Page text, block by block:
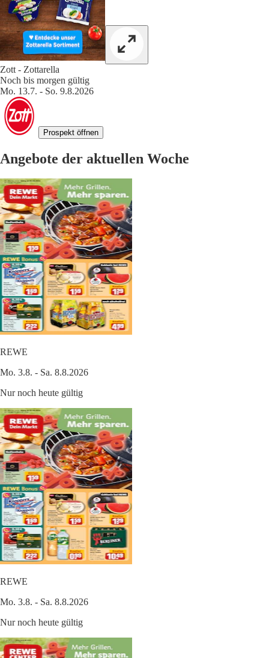
Zott - Zottarella
Noch bis morgen gültig
Mo. 13.7. - So. 9.8.2026
Prospekt öffnen
Angebote der aktuellen Woche
REWE
Mo. 3.8. - Sa. 8.8.2026
Nur noch heute gültig
REWE
Mo. 3.8. - Sa. 8.8.2026
Nur noch heute gültig